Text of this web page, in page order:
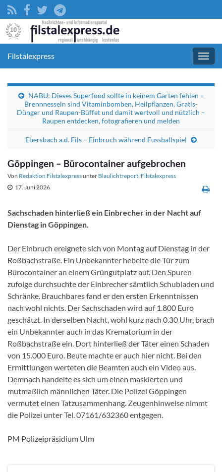
Filstalexpress
NABU: Dieses Superfood sollte in keinem Garten fehlen –
Brennnesseln sind Vitaminbomben, Heilpflanzen, Gratis-
Dünger und Raupen-Büffet und damit wertvoll und nützlich –
Raupen entdecken, fotografieren und melden
Ebersbach a.d. Fils – Einbruch während Fussballspiel
Göppingen – Bürocontainer aufgebrochen
Von Redaktion Filstalexpressunter Blaulichtreport, Filstalexpress
17. Juni 2026
Sachschaden hinterließ ein Einbrecher in der Nacht auf
Dienstag in Göppingen.
Der Einbruch ereignete sich von Montag auf Dienstag in der
Roßbachstraße. Ein Unbekannter hebelte die Tür zum
Bürocontainer an einem Grüngutplatz auf. Den Spuren
zufolge durchsuchte der Einbrecher sämtlich Schubladen und
Schränke. Brauchbares fand er den ersten Erkenntnissen
nach wohl nichts. Der Sachschaden wird auf 1.800 Euro
geschätzt. In derselben Nacht, wohl kurz nach 0.30 Uhr, brach
ein Unbekannter auch in das Krematorium in der
Roßbachstraße ein. Dort hinterließ der Täter einen Schaden
von 15.000 Euro. Beute machte er auch hier nicht. Bei den
Ermittlungen werteten die Beamten auch ein Video aus.
Demnach handelte es sich um einen maskierten und
mutmaßlich männlichen Täter. Die Polizei Göppingen
vermutet einen Tatzusammenhang. Zeugenhinweise nimmt
die Polizei unter Tel. 07161/632360 entgegen.
PM Polizeipräsidium Ulm